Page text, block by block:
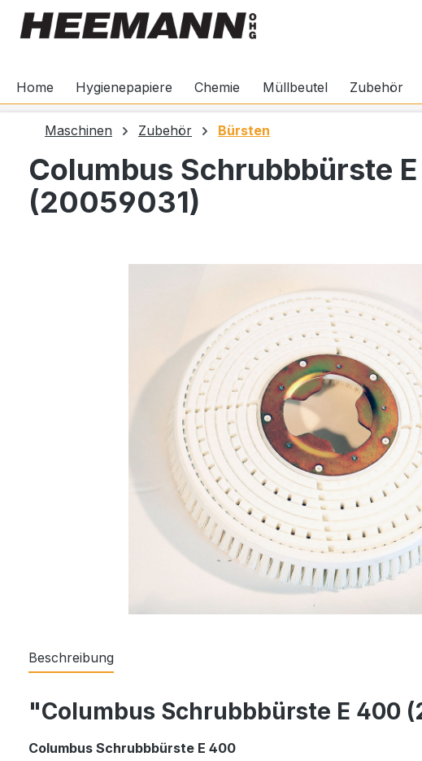
Zur Hauptnavigation springen
Home Hygienepapiere Chemie Müllbeutel Zubehör
Maschinen Zubehör Bürsten
Columbus Schrubbbürste
(20059031)
Beschreibung
"Columbus Schrubbbürste E 400
Columbus Schrubbbürste E 400